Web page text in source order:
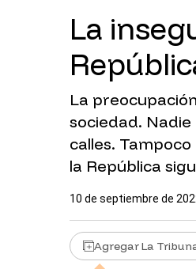
La
La
sociedad.
calles.
la República
10 de septiembre de
Agregar La